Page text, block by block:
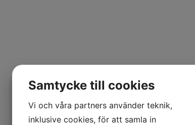
Samtycke till cookies
Vi och våra partners använder teknik,
inklusive cookies, för att samla in